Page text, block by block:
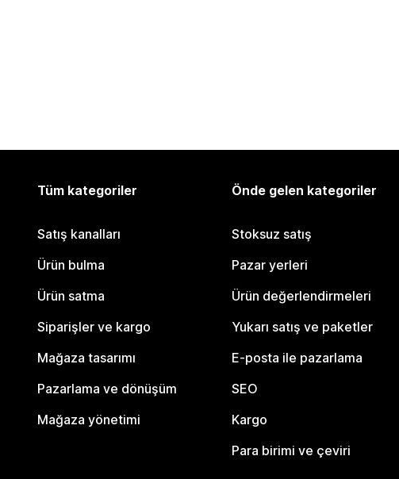
Tüm kategoriler
Satış kanalları
Ürün bulma
Ürün satma
Siparişler ve kargo
Mağaza tasarımı
Pazarlama ve dönüşüm
Mağaza yönetimi
Önde gelen kategoriler
Stoksuz satış
Pazar yerleri
Ürün değerlendirmeleri
Yukarı satış ve paketler
E-posta ile pazarlama
SEO
Kargo
Para birimi ve çeviri